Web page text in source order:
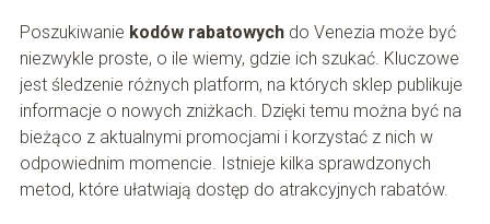
Poszukiwanie kodów rabatowychdo Venezia może być
niezwykle proste, o ile wiemy, gdzie ich szukać. Kluczowe
jest śledzenie różnych platform, na których sklep publikuje
informacje o nowych zniżkach. Dzięki temu można być na
bieżąco z aktualnymi promocjami i korzystać z nich w
odpowiednim momencie. Istnieje kilka sprawdzonych
metod, które ułatwiają dostęp do atrakcyjnych rabatów.